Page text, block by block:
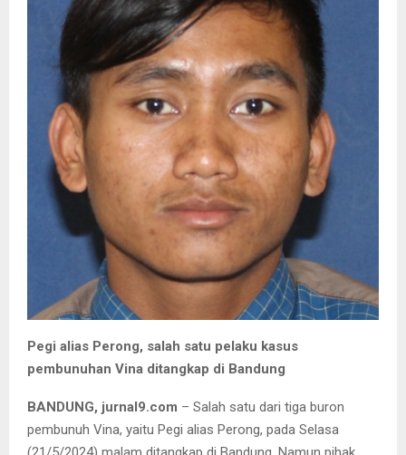
Pegi alias Perong, salah satu pelaku kasus
pembunuhan Vina ditangkap di Bandung
BANDUNG, jurnal9.com – Salah satu dari tiga buron
pembunuh Vina, yaitu Pegi alias Perong, pada Selasa